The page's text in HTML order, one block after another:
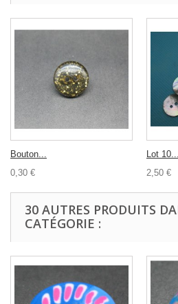
Bouton...
0,30 €
Lot 10...
2,50 €
30 AUTRES PRODUITS
CATÉGORIE :